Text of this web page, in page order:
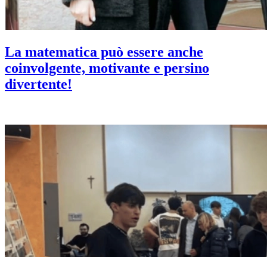
La matematica può essere anche
coinvolgente, motivante e persino
divertente!